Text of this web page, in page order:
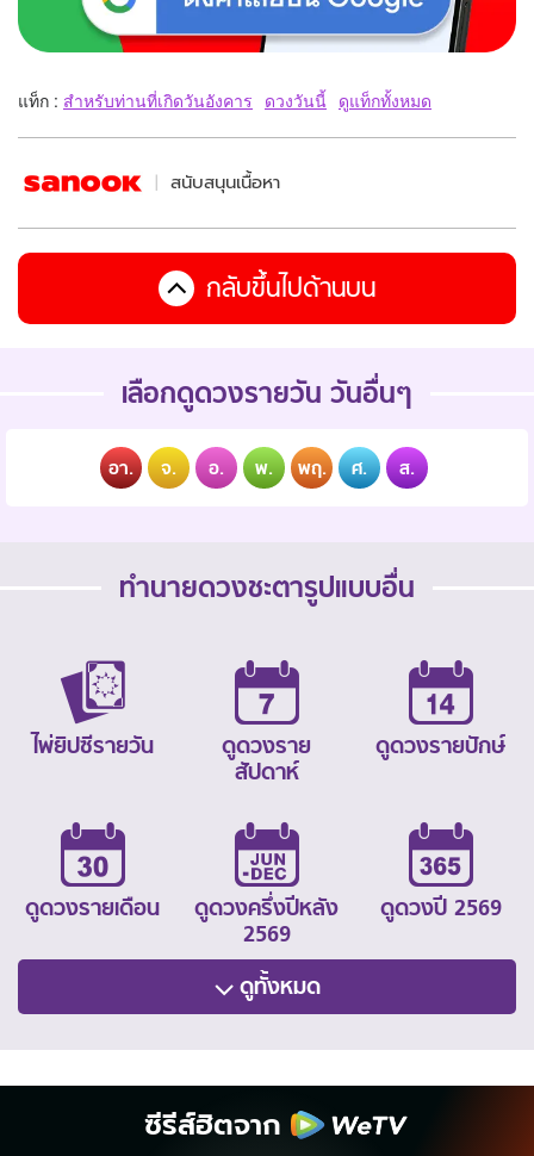
แท็ก : สำหรับท่านที่เกิดวันอังคาร ดวงวันนี้ ดูแท็กทั้งหมด
สนับสนุนเนื้อหา
กลับขึ้นไปด้านบน
เลือกดูดวงรายวัน วันอื่นๆ
อา. จ. อ. พ. พฤ. ศ. ส.
ทำนายดวงชะตารูปแบบอื่น
ไพ่ยิปซีรายวัน
ดูดวงราย
สัปดาห์
ดูดวงรายปักษ์
ดูดวงรายเดือน
ดูดวงครึ่งปีหลัง
2569
ดูดวงปี 2569
ดูทั้งหมด
ซีรีส์ฮิตจาก